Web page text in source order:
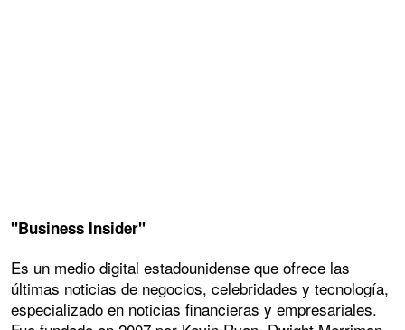
"Business Insider"
Es un medio digital estadounidense que ofrece las
últimas noticias de negocios, celebridades y tecnología,
especializado en noticias financieras y empresariales.